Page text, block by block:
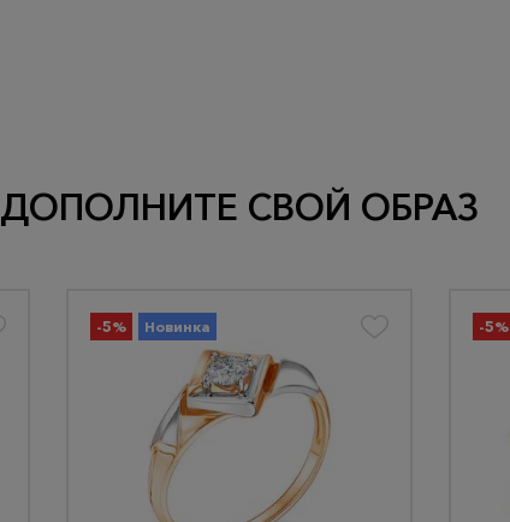
ДОПОЛНИТЕ СВОЙ ОБРАЗ
-5% Новинка -5%